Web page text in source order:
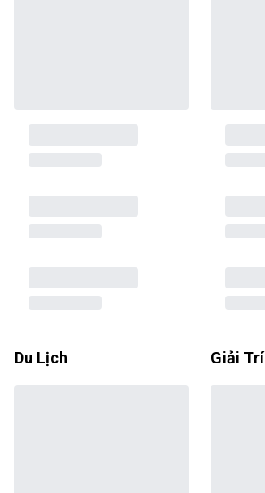
Du Lịch Giải Trí